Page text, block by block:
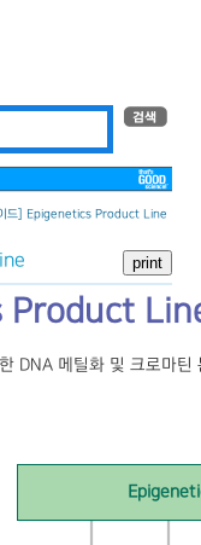
드] Epigenetics Product Line
Product
DNA 메틸화 및 크로마